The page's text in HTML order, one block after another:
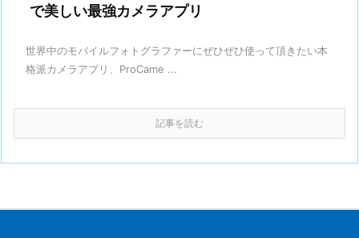
で美しい最強カメラアプリ
世界中のモバイルフォトグラファーにぜひぜひ使って頂きたい本
格派カメラアプリ、ProCame ...
記事を読む